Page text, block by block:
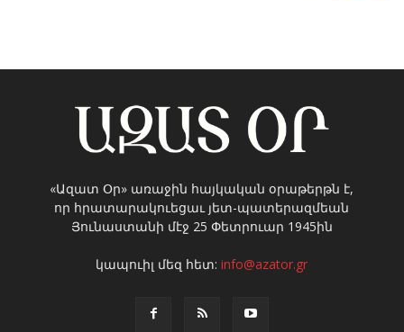
«Ազատ Օր» առաջին հայկական օրաթերթն է,
որ հրատարակուեցաւ յետ-պատերազմեան
Յունաստանի մէջ 25 Փետրուար 1945ին
կապուիլ մեզ հետ:info@azator.gr